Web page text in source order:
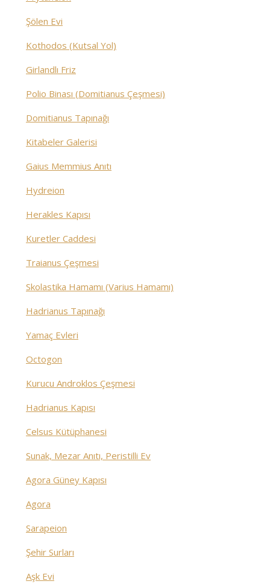
Şölen Evi
Kothodos (Kutsal Yol)
Girlandlı Friz
Polio Binası (Domitianus Çeşmesi)
Domitianus Tapınağı
Kitabeler Galerisi
Gaius Memmius Anıtı
Hydreion
Herakles Kapısı
Kuretler Caddesi
Traianus Çeşmesi
Skolastika Hamamı (Varius Hamamı)
Hadrianus Tapınağı
Yamaç Evleri
Octogon
Kurucu Androklos Çeşmesi
Hadrianus Kapısı
Celsus Kütüphanesi
Sunak, Mezar Anıtı, Peristilli Ev
Agora Güney Kapısı
Agora
Sarapeion
Şehir Surları
Aşk Evi